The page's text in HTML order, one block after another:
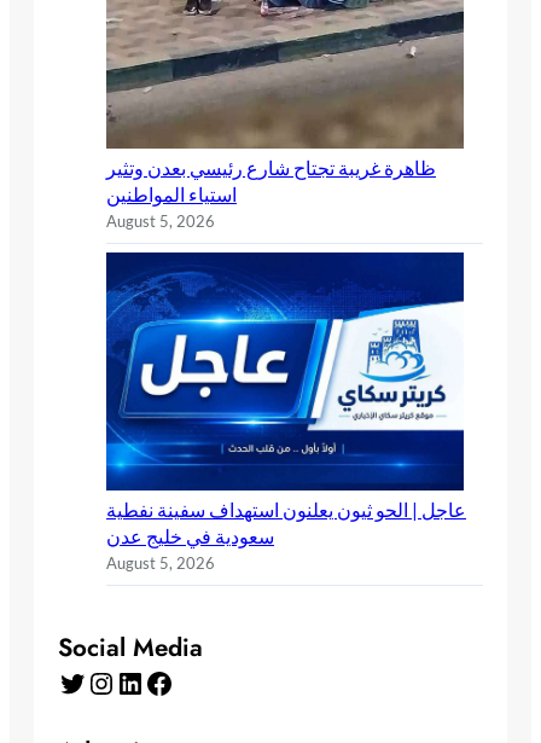
ظاهرة غريبة تجتاح شارع رئيسي بعدن وتثير
استياء المواطنين
August 5, 2026
عاجل | الحو ثيون يعلنون استهداف سفينة نفطية
سعودية في خليج عدن
August 5, 2026
Social Media